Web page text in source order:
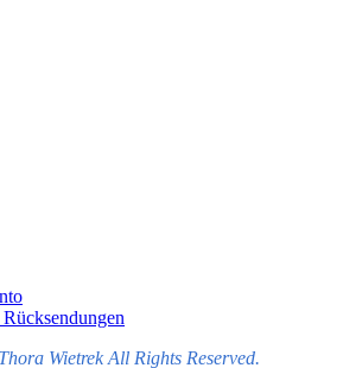
Wietrek All Rights Reserved.